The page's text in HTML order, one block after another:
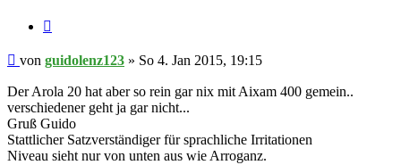
Beitrag
von guidolenz123 » So 4. Jan 2015, 19:15
Der Arola 20 hat aber so rein gar nix mit Aixam 400 gemein..
verschiedener geht ja gar nicht...
Gruß Guido
Stattlicher Satzverständiger für sprachliche Irritationen
Niveau sieht nur von unten aus wie Arroganz.